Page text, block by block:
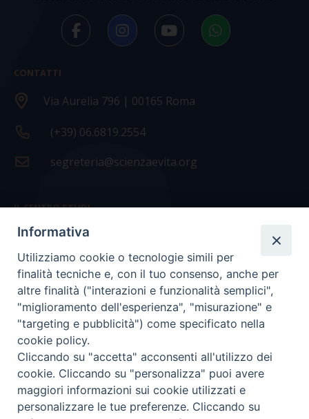
CONTATTI
Via Aurelia 796 | 00165 Roma
(+39) 06.6819.2554
segreteria@scienzaevita.org
IL CENTRO STUDI
La nostra storia
Statuto
Presidenza e ufficio presidenza
Consiglio scientifico
Coordinamento nazionale
Informativa
Utilizziamo cookie o tecnologie simili per
finalità tecniche e, con il tuo consenso, anche per
altre finalità ("interazioni e funzionalità semplici",
"miglioramento dell'esperienza", "misurazione" e
"targeting e pubblicità") come specificato nella
cookie policy.
Cliccando su "accetta" acconsenti all'utilizzo dei
cookie. Cliccando su "personalizza" puoi avere
maggiori informazioni sui cookie utilizzati e
personalizzare le tue preferenze. Cliccando su